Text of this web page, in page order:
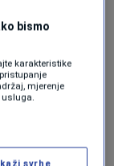
Dodik
bismo
karakteristike
mjerenje
usluga.
svrhe